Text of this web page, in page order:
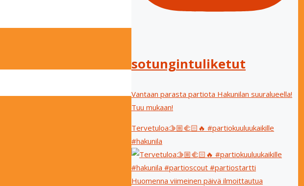
sotungintuliketut
Vantaan parasta partiota Hakunilan suuralueella!
Tuu mukaan!
Tervetuloa🫱🏼‍🫲🏻🔥 #partiokuuluukaikille
#hakunila
Huomenna viimeinen päivä ilmoittautua